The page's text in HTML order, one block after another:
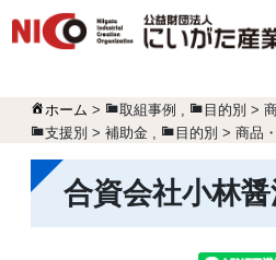
ホーム > 取組事例 , 目的別 >
支援別 > 補助金 , 目的別 > 商品
合資会社小林